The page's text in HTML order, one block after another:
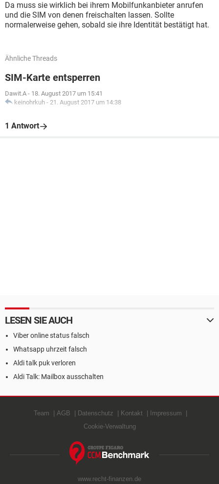
Da muss sie wirklich bei ihrem Mobilfunkanbieter anrufen
und die SIM von denen freischalten lassen. Sollte
normalerweise gehen, sobald sie ihre Identität bestätigt hat.
Ähnliche Threads
SIM-Karte entsperren
Dawit.A - 18. August 2017 um 15:41
keinohrkuh - 21. August 2017 um 14:38
1 Antwort
LESEN SIE AUCH
Viber online status falsch
Whatsapp uhrzeit falsch
Aldi talk puk verloren
Aldi Talk: Mailbox ausschalten
Team AGB Datenschutz Kontakt
Impressum
Cookie-Verwaltung
www.recht-finanzen.de